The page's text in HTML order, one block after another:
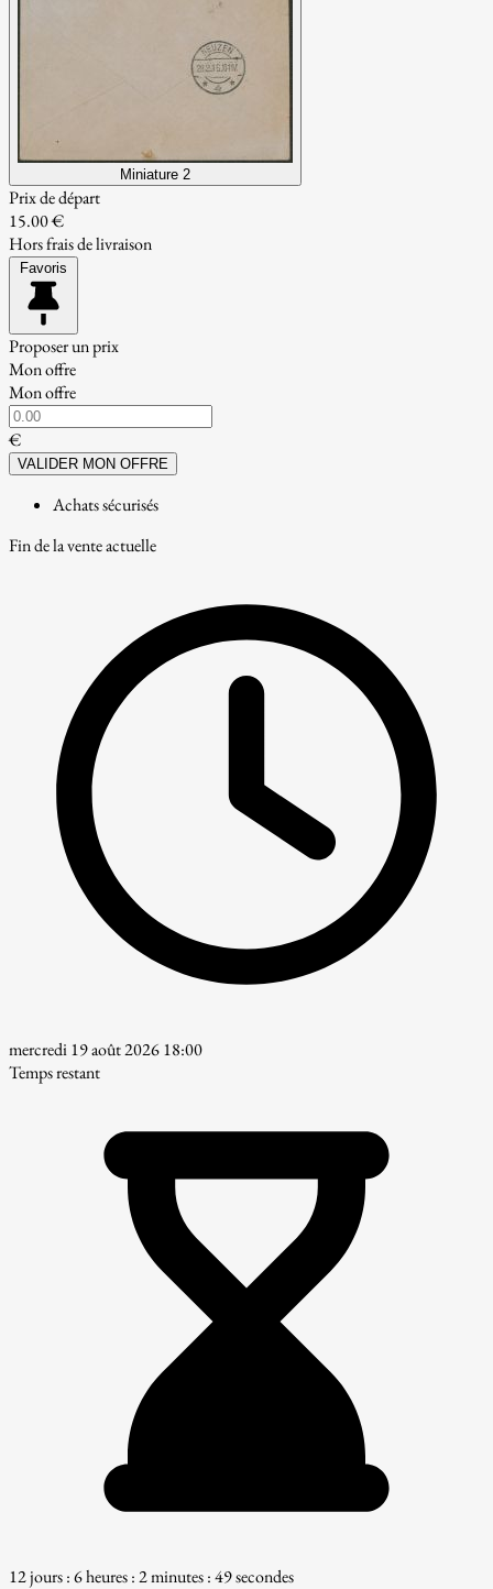
Miniature 2
Prix de départ
15.00 €
Hors frais de livraison
Favoris
Proposer un prix
Mon offre
Mon offre
€
VALIDER MON OFFRE
Achats sécurisés
Fin de la vente actuelle
mercredi 19 août 2026 18:00
Temps restant
12 jours : 6 heures : 2 minutes : 48 secondes